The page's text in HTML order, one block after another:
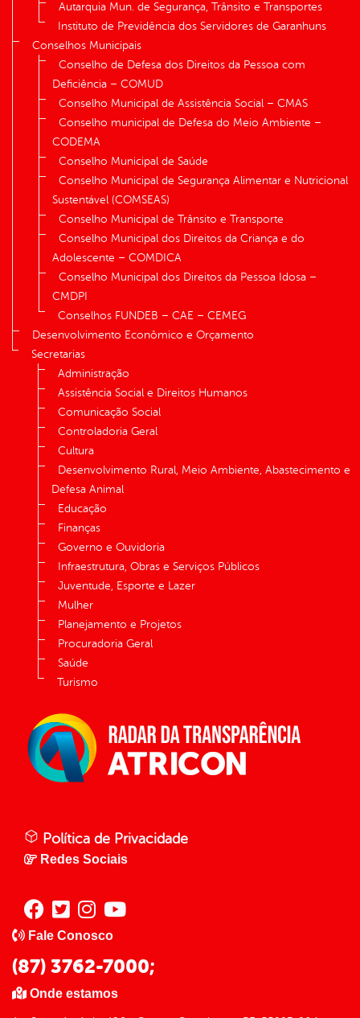
Autarquia Mun. de Segurança, Trânsito e Transportes
Instituto de Previdência dos Servidores de Garanhuns
Conselhos Municipais
Conselho de Defesa dos Direitos da Pessoa com
Deficiência – COMUD
Conselho Municipal de Assistência Social – CMAS
Conselho municipal de Defesa do Meio Ambiente –
CODEMA
Conselho Municipal de Saúde
Conselho Municipal de Segurança Alimentar e Nutricional
Sustentável (COMSEAS)
Conselho Municipal de Trânsito e Transporte
Conselho Municipal dos Direitos da Criança e do
Adolescente – COMDICA
Conselho Municipal dos Direitos da Pessoa Idosa –
CMDPI
Conselhos FUNDEB – CAE – CEMEG
Desenvolvimento Econômico e Orçamento
Secretarias
Administração
Assistência Social e Direitos Humanos
Comunicação Social
Controladoria Geral
Cultura
Desenvolvimento Rural, Meio Ambiente, Abastecimento e
Defesa Animal
Educação
Finanças
Governo e Ouvidoria
Infraestrutura, Obras e Serviços Públicos
Juventude, Esporte e Lazer
Mulher
Planejamento e Projetos
Procuradoria Geral
Saúde
Turismo
Política de Privacidade
Redes Sociais
Fale Conosco
(87) 3762-7000;
Onde estamos